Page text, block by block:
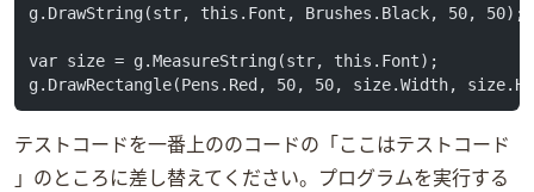
g.DrawString(str, this.Font, Brushes.Black, 50, 50);
var size = g.MeasureString(str, this.Font);
g.DrawRectangle(Pens.Red, 50, 50, size.Width,
テストコードを一番上のFormのコードの「—-ここはテストコード
—-」のところに差し替えてください。プログラムを実行する